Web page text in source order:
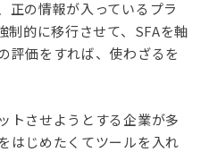
正の情報が入っているプラ
制的に移行させて、SFAを軸
評価をすれば、使わざるを
トさせようとする企業が多
はじめたくてツールを入れ